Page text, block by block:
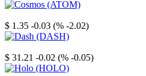
$ 1.35 -0.03 (% -2.02)
$ 31.21 -0.02 (% -0.05)